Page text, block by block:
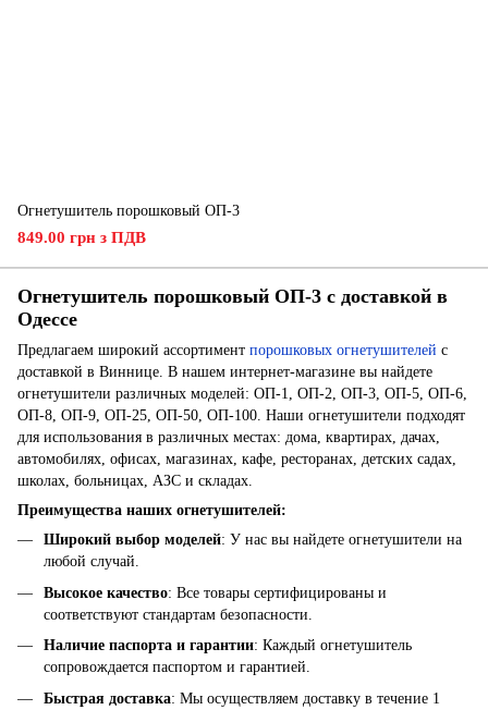
Огнетушитель порошковый ОП-3
849.00 грн з ПДВ
Огнетушитель порошковый ОП-3 с доставкой в
Одессе
Предлагаем широкий ассортимент порошковых огнетушителей с
доставкой в Виннице. В нашем интернет-магазине вы найдете
огнетушители различных моделей: ОП-1, ОП-2, ОП-3, ОП-5, ОП-6,
ОП-8, ОП-9, ОП-25, ОП-50, ОП-100. Наши огнетушители подходят
для использования в различных местах: дома, квартирах, дачах,
автомобилях, офисах, магазинах, кафе, ресторанах, детских садах,
школах, больницах, АЗС и складах.
Преимущества наших огнетушителей:
Широкий выбор моделей: У нас вы найдете огнетушители на
любой случай.
Высокое качество: Все товары сертифицированы и
соответствуют стандартам безопасности.
Наличие паспорта и гарантии: Каждый огнетушитель
сопровождается паспортом и гарантией.
Быстрая доставка: Мы осуществляем доставку в течение 1